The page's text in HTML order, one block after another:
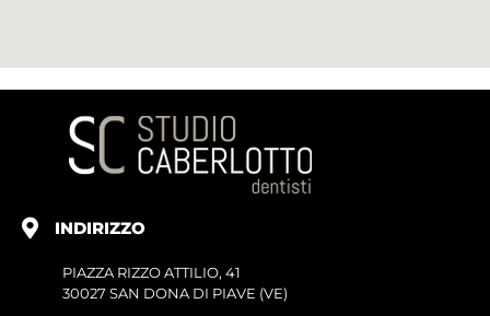
INDIRIZZO
PIAZZA RIZZO ATTILIO, 41
30027 SAN DONA DI PIAVE (VE)